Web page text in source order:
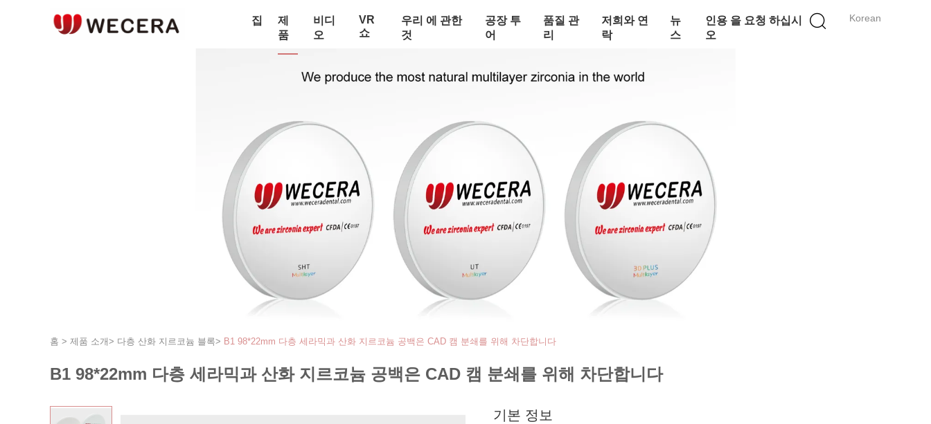
Korean
집
제
품
비디
오
VR
쇼
우리 에 관한
것
공장 투
어
품질 관
리
저희와 연
락
뉴
스
인용 을 요청 하십시
오
홈 > 제품 소개> 다층 산화 지르코늄 블록> B1 98*22mm 다층 세라믹과 산화 지르코늄 공백은 CAD 캠 분쇄를 위해 차단합니다
B1 98*22mm 다층 세라믹과 산화 지르코늄 공백은 CAD 캠 분쇄를 위해 차단합니다
기본 정보